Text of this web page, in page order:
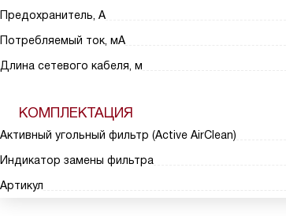
Предохранитель, А
Потребляемый ток, мА
Длина сетевого кабеля, м
КОМПЛЕКТАЦИЯ
Активный угольный фильтр (Active AirClean)
Индикатор замены фильтра
Артикул